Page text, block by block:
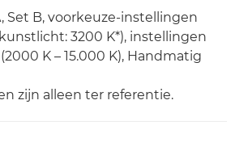
Set B, voorkeuze-instellingen
3200 K*), instellingen
K – 15.000 K), Handmatig
zijn alleen ter referentie.